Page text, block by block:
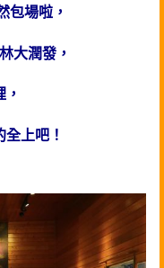
包場啦，
大潤發，
上吧！